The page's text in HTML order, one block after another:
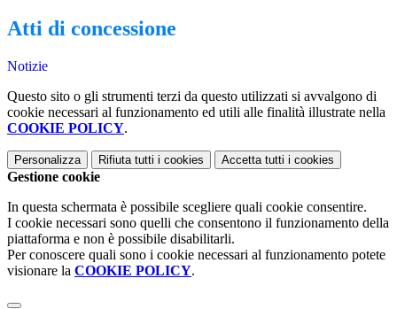
Atti di concessione
Notizie
Questo sito o gli strumenti terzi da questo utilizzati si avvalgono di
cookie necessari al funzionamento ed utili alle finalità illustrate nella
COOKIE POLICY.
Personalizza Rifiuta tutti i cookies Accetta tutti i cookies
Gestione cookie
In questa schermata è possibile scegliere quali cookie consentire.
I cookie necessari sono quelli che consentono il funzionamento della
piattaforma e non è possibile disabilitarli.
Per conoscere quali sono i cookie necessari al funzionamento potete
visionare la COOKIE POLICY.